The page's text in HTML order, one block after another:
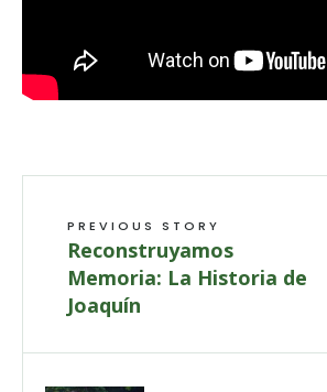
PREVIOUS STORY
Reconstruyamos
Memoria: La Historia de
Joaquín